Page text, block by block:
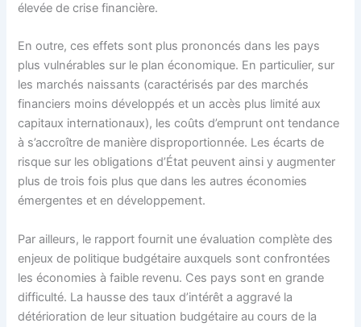
élevée de crise financière.
En outre, ces effets sont plus prononcés dans les pays
plus vulnérables sur le plan économique. En particulier, sur
les marchés naissants (caractérisés par des marchés
financiers moins développés et un accès plus limité aux
capitaux internationaux), les coûts d’emprunt ont tendance
à s’accroître de manière disproportionnée. Les écarts de
risque sur les obligations d’État peuvent ainsi y augmenter
plus de trois fois plus que dans les autres économies
émergentes et en développement.
Par ailleurs, le rapport fournit une évaluation complète des
enjeux de politique budgétaire auxquels sont confrontées
les économies à faible revenu. Ces pays sont en grande
difficulté. La hausse des taux d’intérêt a aggravé la
détérioration de leur situation budgétaire au cours de la